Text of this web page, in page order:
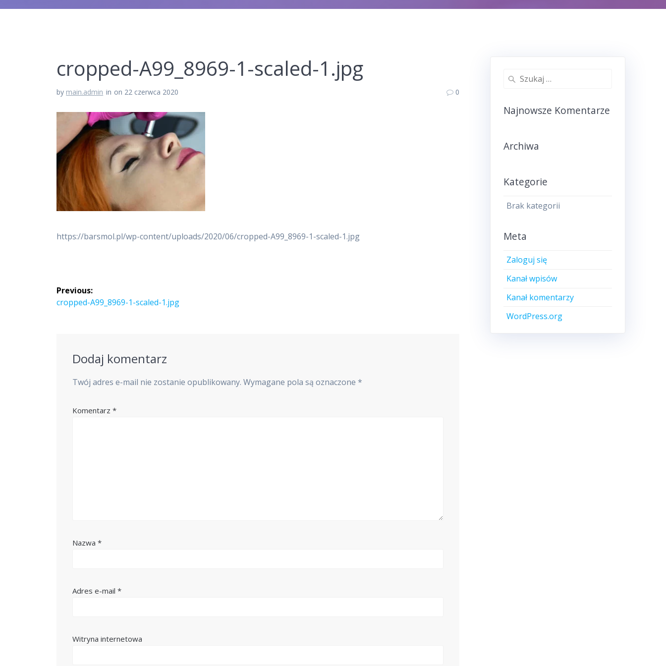
cropped-A99_8969-1-scaled-1.jpg
by main.admin in on 22 czerwca 2020 0
https://barsmol.pl/wp-content/uploads/2020/06/cropped-A99_8969-1-scaled-1.jpg
Nawigacja
wpisu
Previous:
Previous
cropped-A99_8969-1-scaled-1.jpg
Dodaj komentarz
Twój adres e-mail nie zostanie opublikowany. Wymagane pola są oznaczone*
Komentarz*
Nazwa*
Adres e-mail*
Witryna internetowa
Szukaj:
Najnowsze Komentarze
Archiwa
Kategorie
Brak kategorii
Meta
Zaloguj się
Kanał wpisów
Kanał komentarzy
WordPress.org